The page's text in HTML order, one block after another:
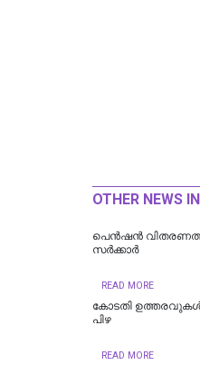
OTHER NEWS
പെൻഷൻ
സർക്കാർ
READ MORE
കോടതി ഉത്തരവുകൾ
പിഴ
READ MORE